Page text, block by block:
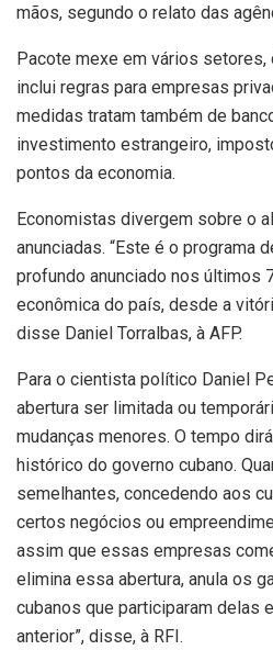
mãos, segundo o relato das
Pacote mexe em vários setores,
inclui regras para empresas
medidas tratam também de
investimento estrangeiro,
pontos da economia.
Economistas divergem sobre o
anunciadas. “Este é o programa
profundo anunciado nos últimos
econômica do país, desde a
disse Daniel Torralbas, à AFP.
Para o cientista político Daniel
abertura ser limitada ou
mudanças menores. O tempo
histórico do governo cubano.
semelhantes, concedendo aos
certos negócios ou
assim que essas empresas
elimina essa abertura, anula os
cubanos que participaram delas
anterior”, disse, à RFI.